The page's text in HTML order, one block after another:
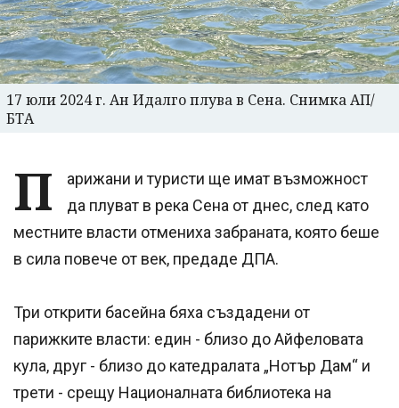
17 юли 2024 г. Ан Идалго плува в Сена. Снимка АП/
БТА
П
арижани и туристи ще имат възможност
да плуват в река Сена от днес, след като
местните власти отмениха забраната, която беше
в сила повече от век, предаде ДПА.
Три открити басейна бяха създадени от
парижките власти: един - близо до Айфеловата
кула, друг - близо до катедралата „Нотър Дам“ и
трети - срещу Националната библиотека на